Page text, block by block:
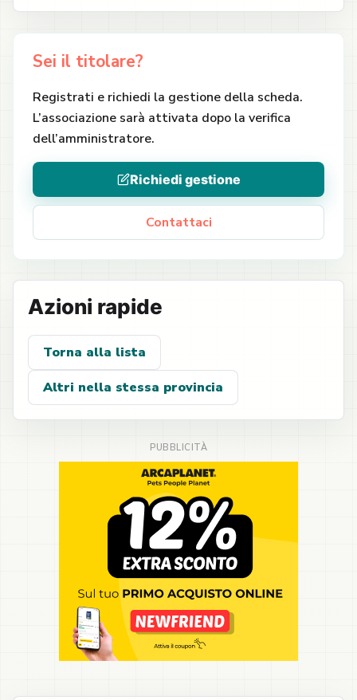
Sei il titolare?
Registrati e richiedi la gestione della scheda.
L’associazione sarà attivata dopo la verifica
dell’amministratore.
Richiedi gestione
Contattaci
Azioni rapide
Torna alla lista
Altri nella stessa provincia